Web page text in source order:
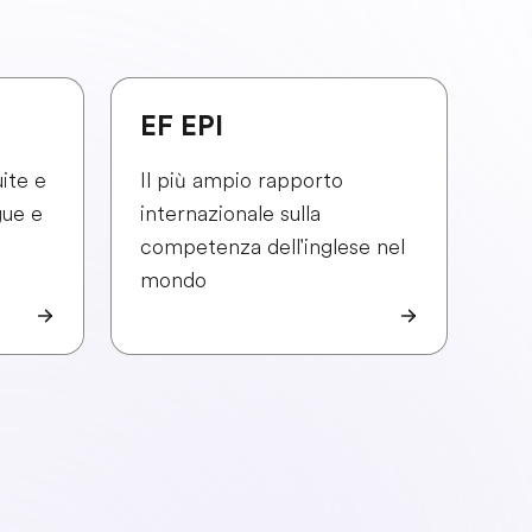
e
e
EF EPI
Il più ampio rapporto
internazionale sulla
competenza dell'inglese nel
mondo